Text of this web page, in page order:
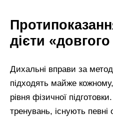
дієти
Дихальні вправи за
підходять майже
рівня фізичної
тренувань, існують